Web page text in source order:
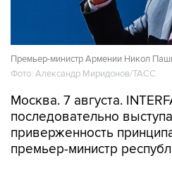
Премьер-министр Армении Никол
Фото: Александр Миридонов/ТАСС
Москва. 7 августа.
последовательно
приверженность
премьер-министр